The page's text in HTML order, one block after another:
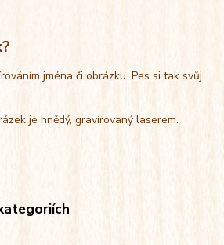
jména či obrázku. Pes si tak svůj
je hnědý, gravírovaný laserem.